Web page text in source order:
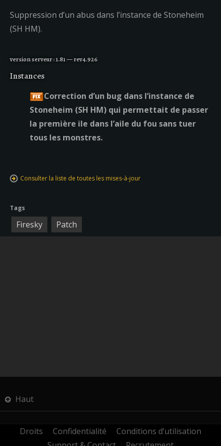
Suppression d’un abus dans l’instance de Stoneheim
(SH HM).
version serveur : 1.81 — rev4.926
Instances
Correction d’un bug dans l’instance de
Stoneheim (SH HM) qui permettait de passer
la première ile dans l’aile du fou sans tuer
tous les monstres.
Consulter la liste de toutes les mises-à-jour
Tags
Firesky Patch
Haut
Droits Confidentialité
Conditions d’utilisation